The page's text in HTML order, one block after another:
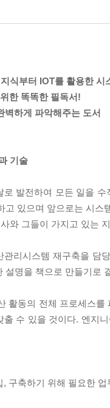
식부터 IOT를 활용한 시
한 똑똑한 필독서!
벽하게 파악해주는 도서
기술
로 발전하여 모든 일을
고 있으며 앞으로는 시
와 그들이 가지고 있는
관리시스템 재구축을 담
설명을 책으로 만들기로
활동의 전체 프로세스
출 수 있을 것이다. 엔지
구축하기 위해 필요한